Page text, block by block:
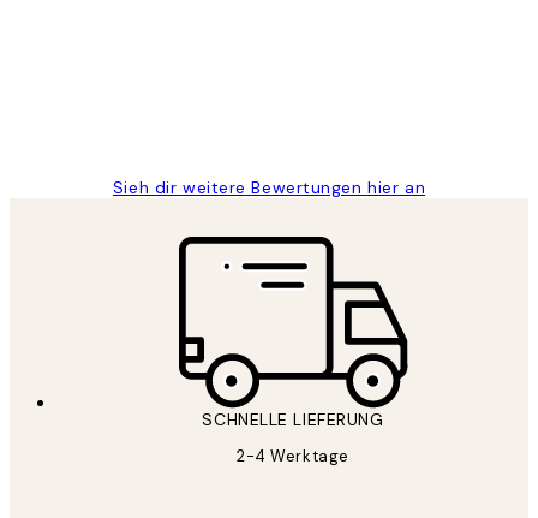
Sieh dir weitere Bewertungen hier an
SCHNELLE LIEFERUNG
2-4 Werktage